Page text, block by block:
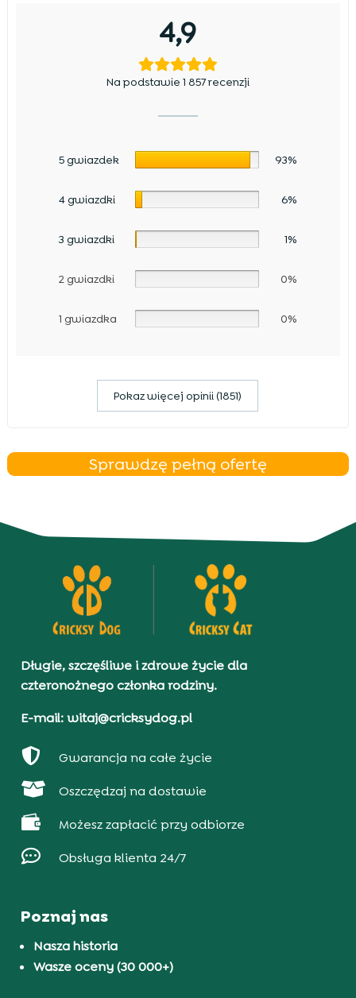
4,9
Na podstawie 1 857 recenzji
5 gwiazdek 93%
4 gwiazdki 6%
3 gwiazdki 1%
2 gwiazdki 0%
1 gwiazdka 0%
Pokaz więcej opinii (1851)
Sprawdzę pełną ofertę
Długie, szczęśliwe i zdrowe życie dla
czteronożnego członka rodziny.
E-mail: witaj@cricksydog.pl
 Gwarancja na całe życie
 Oszczędzaj na dostawie
 Możesz zapłacić przy odbiorze
 Obsługa klienta 24/7
Poznaj nas
Nasza historia
Wasze oceny (30 000+)